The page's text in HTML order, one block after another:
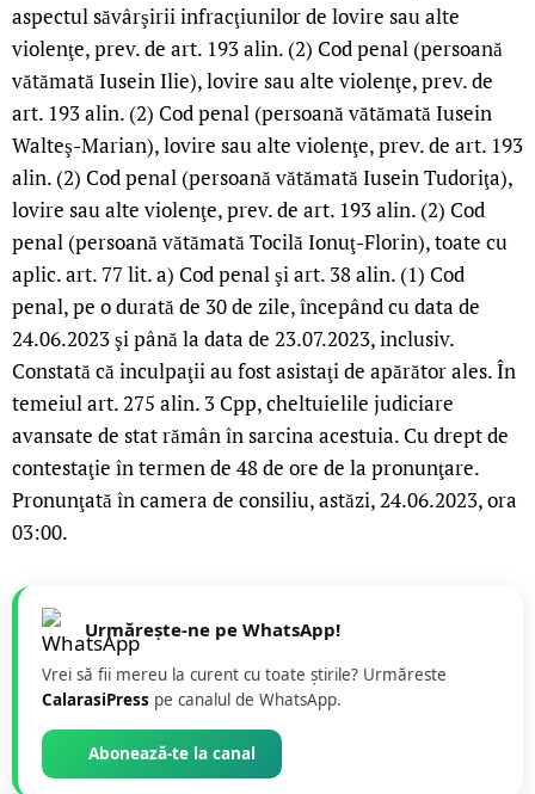
aspectul săvârşirii infracţiunilor de lovire sau alte
violenţe, prev. de art. 193 alin. (2) Cod penal (persoană
vătămată Iusein Ilie), lovire sau alte violenţe, prev. de
art. 193 alin. (2) Cod penal (persoană vătămată Iusein
Walteş-Marian), lovire sau alte violenţe, prev. de art. 193
alin. (2) Cod penal (persoană vătămată Iusein Tudoriţa),
lovire sau alte violenţe, prev. de art. 193 alin. (2) Cod
penal (persoană vătămată Tocilă Ionuţ-Florin), toate cu
aplic. art. 77 lit. a) Cod penal şi art. 38 alin. (1) Cod
penal, pe o durată de 30 de zile, începând cu data de
24.06.2023 şi până la data de 23.07.2023, inclusiv.
Constată că inculpaţii au fost asistaţi de apărător ales. În
temeiul art. 275 alin. 3 Cpp, cheltuielile judiciare
avansate de stat rămân în sarcina acestuia. Cu drept de
contestaţie în termen de 48 de ore de la pronunţare.
Pronunţată în camera de consiliu, astăzi, 24.06.2023, ora
03:00.
Urmărește-ne pe WhatsApp!
Vrei să fii mereu la curent cu toate știrile? Urmăreste
CalarasiPress pe canalul de WhatsApp.
Abonează-te la canal